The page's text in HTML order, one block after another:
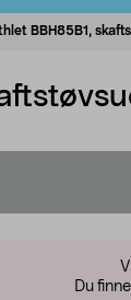
BBH85B1,
Du